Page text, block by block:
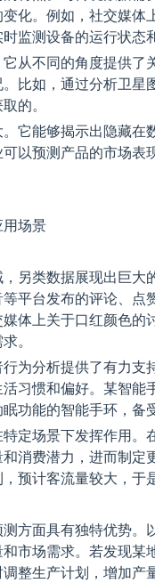
化。例如，社交媒
监测设备的运行状态
从不同的角度提供
比如，通过分析卫
的。
它能够揭示出隐藏
以预测产品的市场
场景
另类数据展现出巨
平台发布的评论、
体上关于口红颜色
。
为分析提供了有力支
习惯和偏好。某智
功能的智能手环，备
定场景下发挥作用
消费潜力，进而制
预计客流量较大，于
方面具有独特优势
市场需求。若发现
整生产计划，增加产